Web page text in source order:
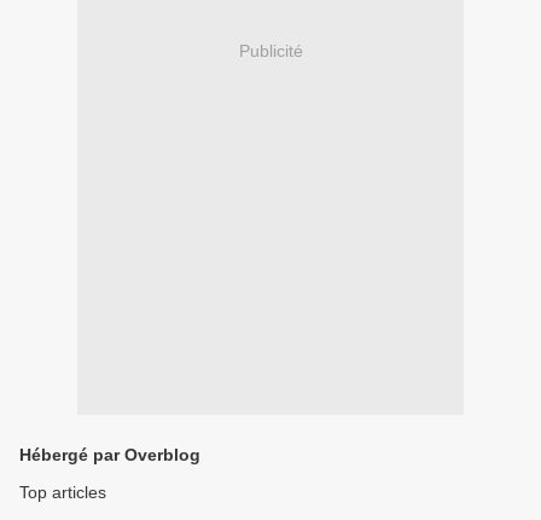
Publicité
Hébergé par Overblog
Top articles